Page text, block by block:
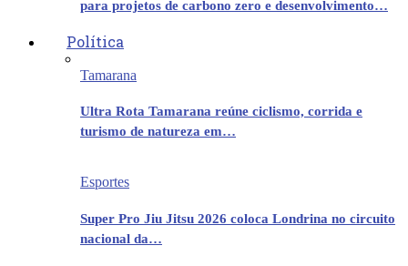
para projetos de carbono zero e desenvolvimento…
Política
Tamarana
Ultra Rota Tamarana reúne ciclismo, corrida e
turismo de natureza em…
Esportes
Super Pro Jiu Jitsu 2026 coloca Londrina no circuito
nacional da…